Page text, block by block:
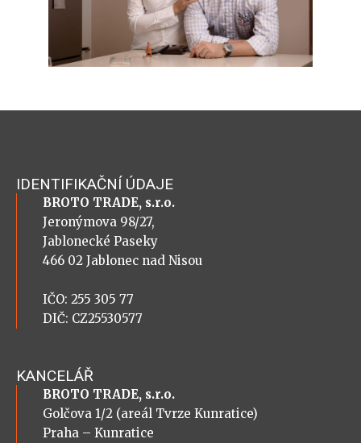
IDENTIFIKAČNÍ ÚDAJE
BROTO TRADE, s.r.o.
Jeronýmova 98/27,
Jablonecké Paseky
466 02 Jablonec nad Nisou
IČO: 255 305 77
DIČ: CZ25530577
KANCELÁŘ
BROTO TRADE, s.r.o.
Golčova 1/2 (areál Tvrze Kunratice)
Praha – Kunratice